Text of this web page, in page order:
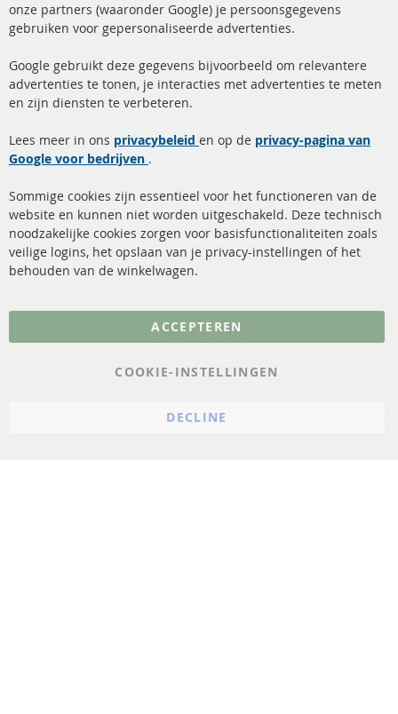
ma-do: 09-17 u, vr Fr 09-16 u
info@contra-automotive.de
facebook
instagram
Snelle links
Roetfilter reiniging
Katalysator (KAT)
sensoren
FAQ
Kundenservice
Verzendingskosten
Contact
Annuleer contract
Gegevensbescherming
onze partners (waaronder Google) je persoonsgegevens
gebruiken voor gepersonaliseerde advertenties.
Google gebruikt deze gegevens bijvoorbeeld om relevantere
advertenties te tonen, je interacties met advertenties te meten
en zijn diensten te verbeteren.
Lees meer in ons privacybeleid en op de privacy-pagina van
Google voor bedrijven .
Sommige cookies zijn essentieel voor het functioneren van de
website en kunnen niet worden uitgeschakeld. Deze technisch
noodzakelijke cookies zorgen voor basisfunctionaliteiten zoals
veilige logins, het opslaan van je privacy-instellingen of het
behouden van de winkelwagen.
ACCEPTEREN
COOKIE-INSTELLINGEN
DECLINE